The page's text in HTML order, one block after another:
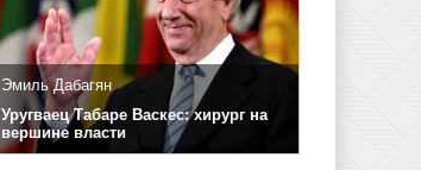
Эмиль Дабагян
Уругваец Табаре Васкес: хирург на
вершине власти